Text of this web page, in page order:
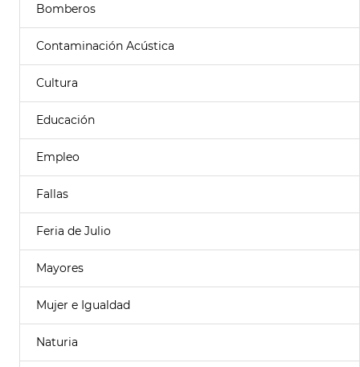
Bomberos
Contaminación Acústica
Cultura
Educación
Empleo
Fallas
Feria de Julio
Mayores
Mujer e Igualdad
Naturia